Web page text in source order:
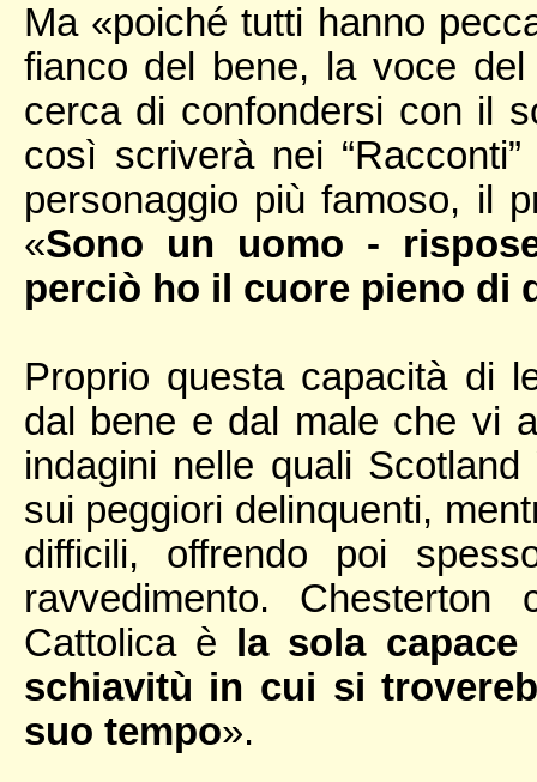
Ma «poiché tutti hanno
fianco del bene, la voce
cerca di confondersi con il
così scriverà nei
personaggio più famoso, il
«Sono un uomo -
perciò ho il cuore pieno di
Proprio questa capacità di
dal bene e dal male che vi
indagini nelle quali
sui peggiori delinquenti,
difficili, offrendo poi
ravvedimento.
Cattolica è
la sola
schiavitù in cui si
suo tempo».